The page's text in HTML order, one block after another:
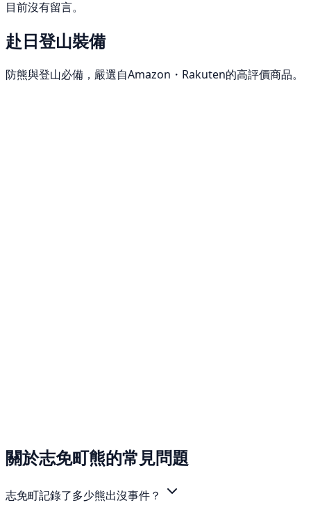
目前沒有留言。
赴日登山裝備
防熊與登山必備，嚴選自Amazon・Rakuten的高評價商品。
關於志免町熊的常見問題
志免町記錄了多少熊出沒事件？